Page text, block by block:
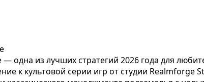
из лучших стратегий 2026 года для
к культовой серии игр от студии